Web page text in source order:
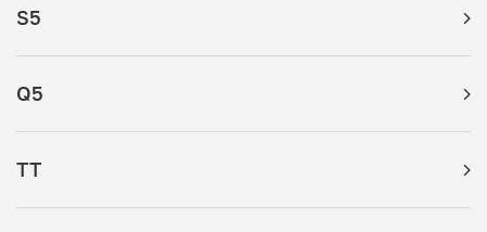
S5
Q5
TT